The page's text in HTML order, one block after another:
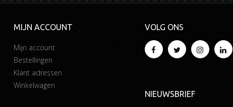
MIJN ACCOUNT
Mijn account
Bestellingen
Klant adressen
Winkelwagen
VOLG ONS
NIEUWSBRIEF